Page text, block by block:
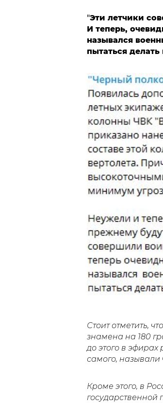
"Эти летчики
И теперь,
назывался
пытаться делать
Стоит отметить,
знамена на 180
до этого в
самого,
Кроме этого, в
государственной